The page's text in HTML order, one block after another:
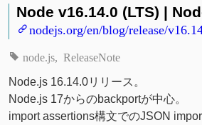
Node v16.14.0 (LTS) |
nodejs.org/en/blog/release/
node.js ReleaseNote
Node.js 16.14.0リリース。
Node.js 17からのbackportが中心。
import assertions構文でのJSON